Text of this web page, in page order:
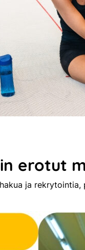
erotut
ja